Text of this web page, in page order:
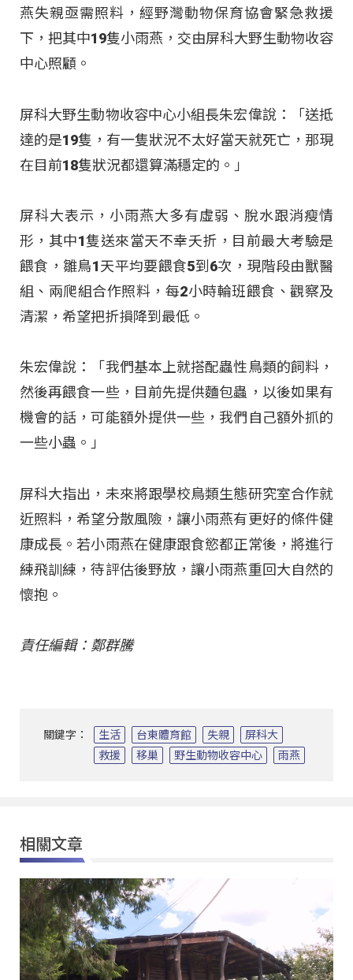
燕失親亟需照料，經野灣動物保育協會緊急救援
下，把其中19隻小雨燕，交由屏科大野生動物收容
中心照顧。
屏科大野生動物收容中心小組長朱宏偉說：「送抵
達的是19隻，有一隻狀況不太好當天就死亡，那現
在目前18隻狀況都還算滿穩定的。」
屏科大表示，小雨燕大多有虛弱、脫水跟消瘦情
形，其中1隻送來當天不幸夭折，目前最大考驗是
餵食，雛鳥1天平均要餵食5到6次，現階段由獸醫
組、兩爬組合作照料，每2小時輪班餵食、觀察及
清潔，希望把折損降到最低。
朱宏偉說：「我們基本上就搭配蟲性鳥類的飼料，
然後再餵食一些，目前先提供麵包蟲，以後如果有
機會的話，可能額外提供一些，我們自己額外抓的
一些小蟲。」
屏科大指出，未來將跟學校鳥類生態研究室合作就
近照料，希望分散風險，讓小雨燕有更好的條件健
康成長。若小雨燕在健康跟食慾都正常後，將進行
練飛訓練，待評估後野放，讓小雨燕重回大自然的
懷抱。
責任編輯：鄭群騰
關鍵字： 生活 台東體育館 失親
屏科大
救援
移巢 野生動物收容中心 雨燕
相關文章